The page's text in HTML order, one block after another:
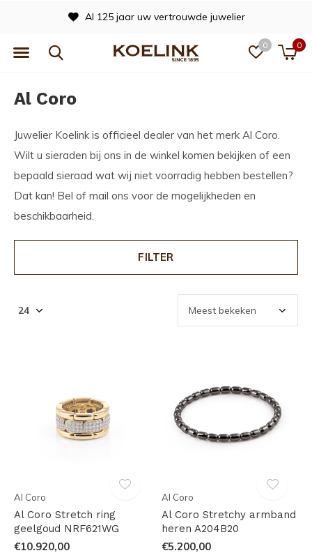
0 0
Officieel dealer van vele merken
Al Coro
Juwelier Koelink is officieel dealer van het merk Al Coro.
Wilt u sieraden bij ons in de winkel komen bekijken of een
bepaald sieraad wat wij niet voorradig hebben bestellen?
Dat kan! Bel of mail ons voor de mogelijkheden en
beschikbaarheid.
FILTER
Al Coro
Al Coro Stretch ring
geelgoud NRF621WG
€10.920,00
Al Coro
Al Coro Stretchy armband
heren A204B20
€5.200,00